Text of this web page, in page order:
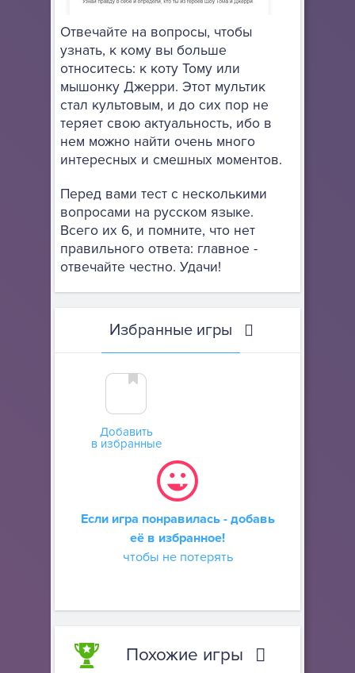
Отвечайте на вопросы, чтобы
узнать, к кому вы больше
относитесь: к коту Тому или
мышонку Джерри. Этот мультик
стал культовым, и до сих пор не
теряет свою актуальность, ибо в
нем можно найти очень много
интересных и смешных моментов.
Перед вами тест с несколькими
вопросами на русском языке.
Всего их 6, и помните, что нет
правильного ответа: главное -
отвечайте честно. Удачи!
Избранные игры
Добавить
в избранные
Если игра понравилась - добавь
её в избранное!
чтобы не потерять
Похожие игры